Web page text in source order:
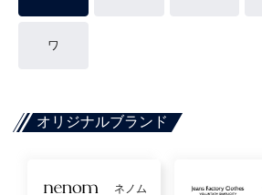
ワ
オリジナルブランド
ネノム